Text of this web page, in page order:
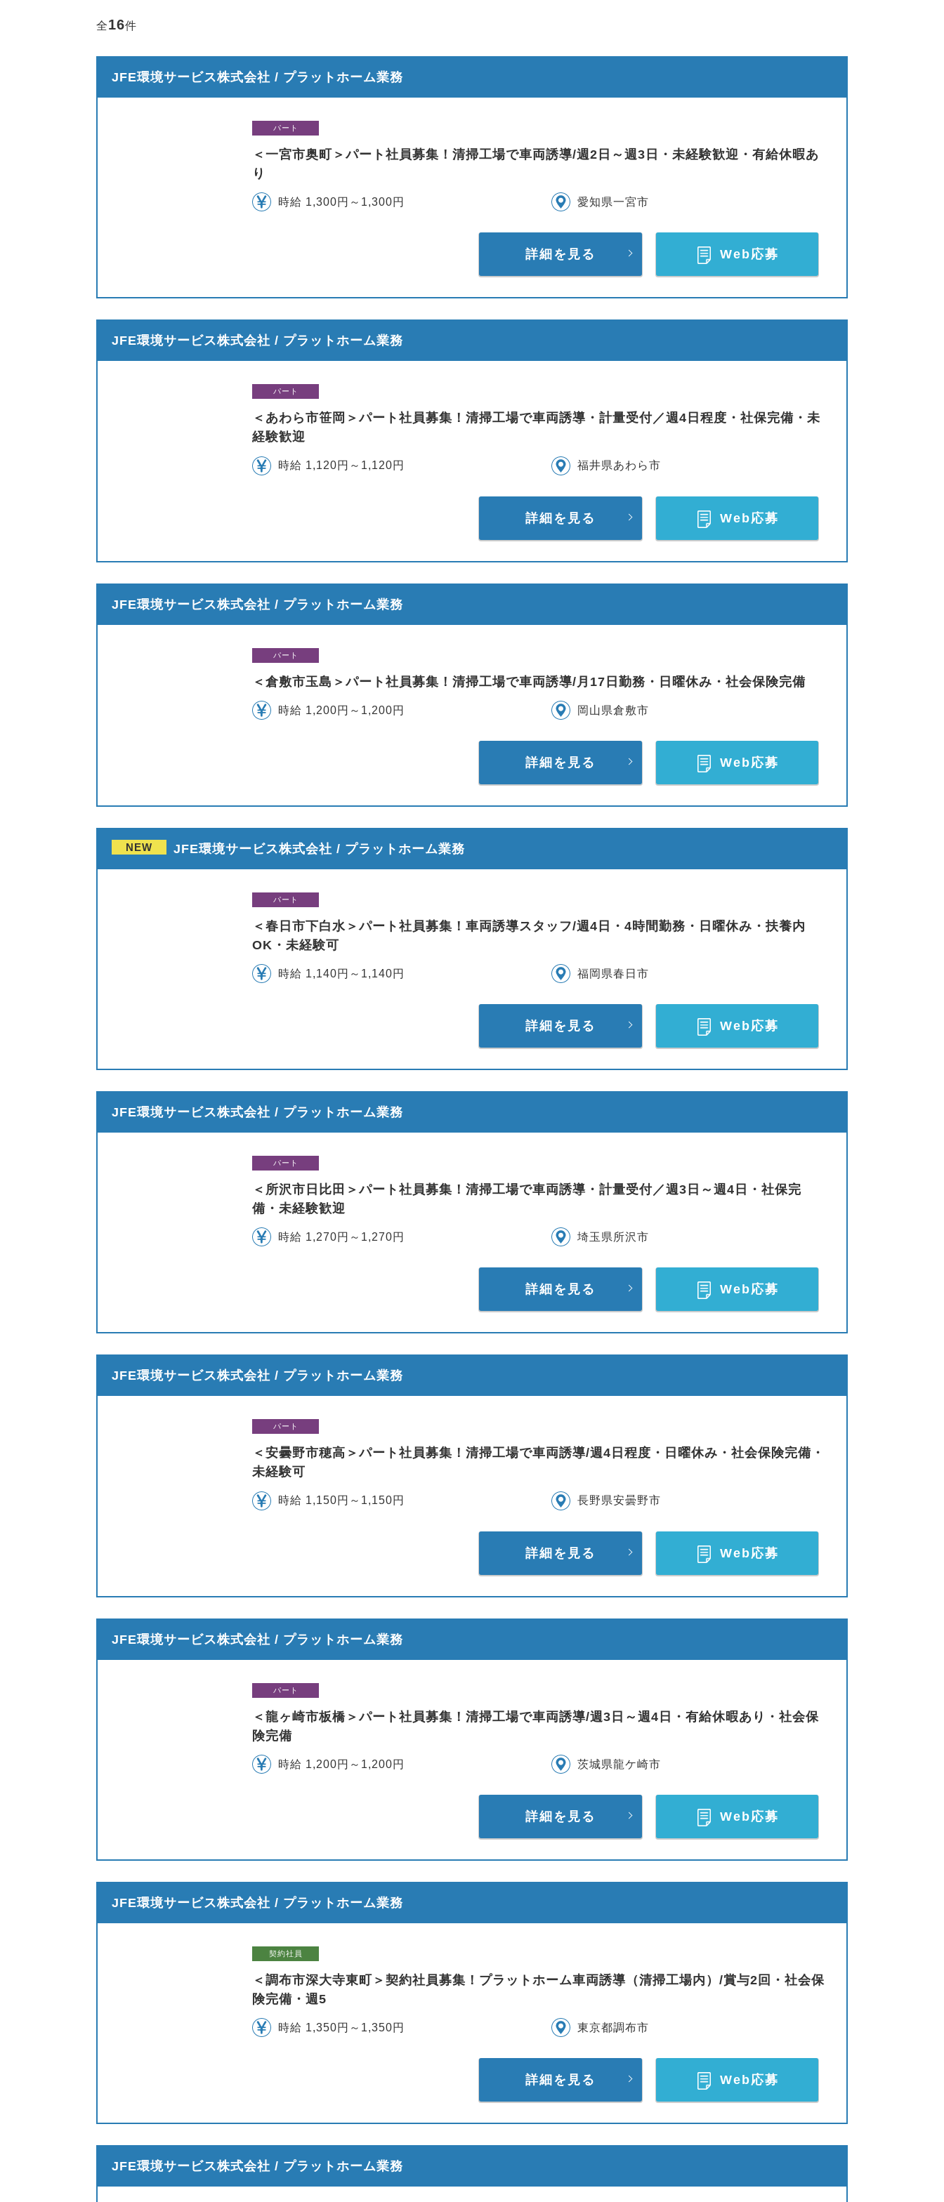
全16件
JFE環境サービス株式会社 / プラットホーム業務
パート
＜一宮市奥町＞パート社員募集！清掃工場で車両誘導/週2日～週3日・未経験歓迎・有給休暇あ
り
時給 1,300円～1,300円 愛知県一宮市
詳細を見る Web応募
JFE環境サービス株式会社 / プラットホーム業務
パート
＜あわら市笹岡＞パート社員募集！清掃工場で車両誘導・計量受付／週4日程度・社保完備・未
経験歓迎
時給 1,120円～1,120円 福井県あわら市
詳細を見る Web応募
JFE環境サービス株式会社 / プラットホーム業務
パート
＜倉敷市玉島＞パート社員募集！清掃工場で車両誘導/月17日勤務・日曜休み・社会保険完備
時給 1,200円～1,200円 岡山県倉敷市
詳細を見る Web応募
NEW JFE環境サービス株式会社 / プラットホーム業務
パート
＜春日市下白水＞パート社員募集！車両誘導スタッフ/週4日・4時間勤務・日曜休み・扶養内
OK・未経験可
時給 1,140円～1,140円 福岡県春日市
詳細を見る Web応募
JFE環境サービス株式会社 / プラットホーム業務
パート
＜所沢市日比田＞パート社員募集！清掃工場で車両誘導・計量受付／週3日～週4日・社保完
備・未経験歓迎
時給 1,270円～1,270円 埼玉県所沢市
詳細を見る Web応募
JFE環境サービス株式会社 / プラットホーム業務
パート
＜安曇野市穂高＞パート社員募集！清掃工場で車両誘導/週4日程度・日曜休み・社会保険完備・
未経験可
時給 1,150円～1,150円 長野県安曇野市
詳細を見る Web応募
JFE環境サービス株式会社 / プラットホーム業務
パート
＜龍ヶ崎市板橋＞パート社員募集！清掃工場で車両誘導/週3日～週4日・有給休暇あり・社会保
険完備
時給 1,200円～1,200円 茨城県龍ケ崎市
詳細を見る Web応募
JFE環境サービス株式会社 / プラットホーム業務
契約社員
＜調布市深大寺東町＞契約社員募集！プラットホーム車両誘導（清掃工場内）/賞与2回・社会保
険完備・週5
時給 1,350円～1,350円 東京都調布市
詳細を見る Web応募
JFE環境サービス株式会社 / プラットホーム業務